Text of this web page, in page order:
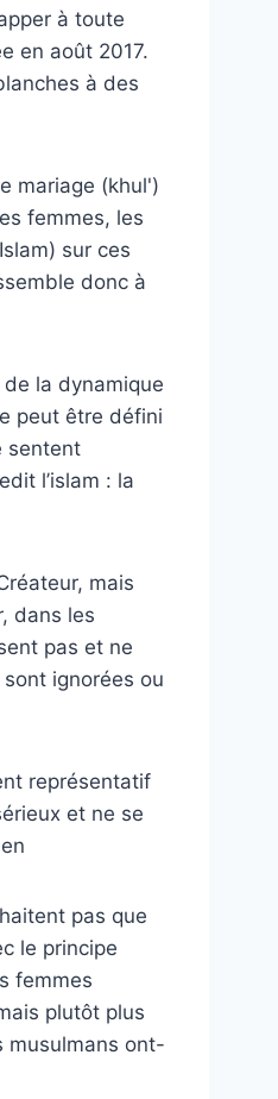
à toute
en août 2017.
à des
mariage (khul')
femmes, les
sur ces
donc à
la dynamique
peut être défini
sentent
l’islam : la
mais
dans les
pas et ne
ignorées ou
représentatif
et ne se
pas que
le principe
femmes
plutôt plus
musulmans ont-